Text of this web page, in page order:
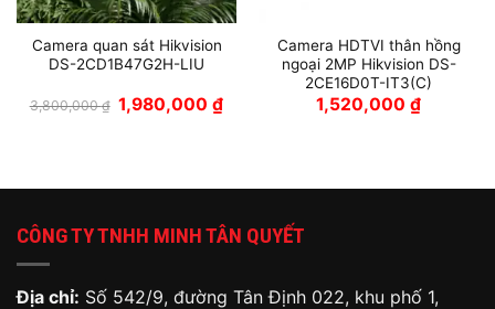
Camera quan sát Hikvision
DS-2CD1B47G2H-LIU
3,800,000₫ Giá
gốc
1,980,000₫Giá
Camera HDTVI thân hồng
ngoại 2MP Hikvision DS-
2CE16D0T-IT3(C)
1,520,000 ₫
CÔNG TY TNHH MINH TÂN QUYẾT
Địa chỉ: Số 542/9, đường Tân Định 022, khu phố 1,